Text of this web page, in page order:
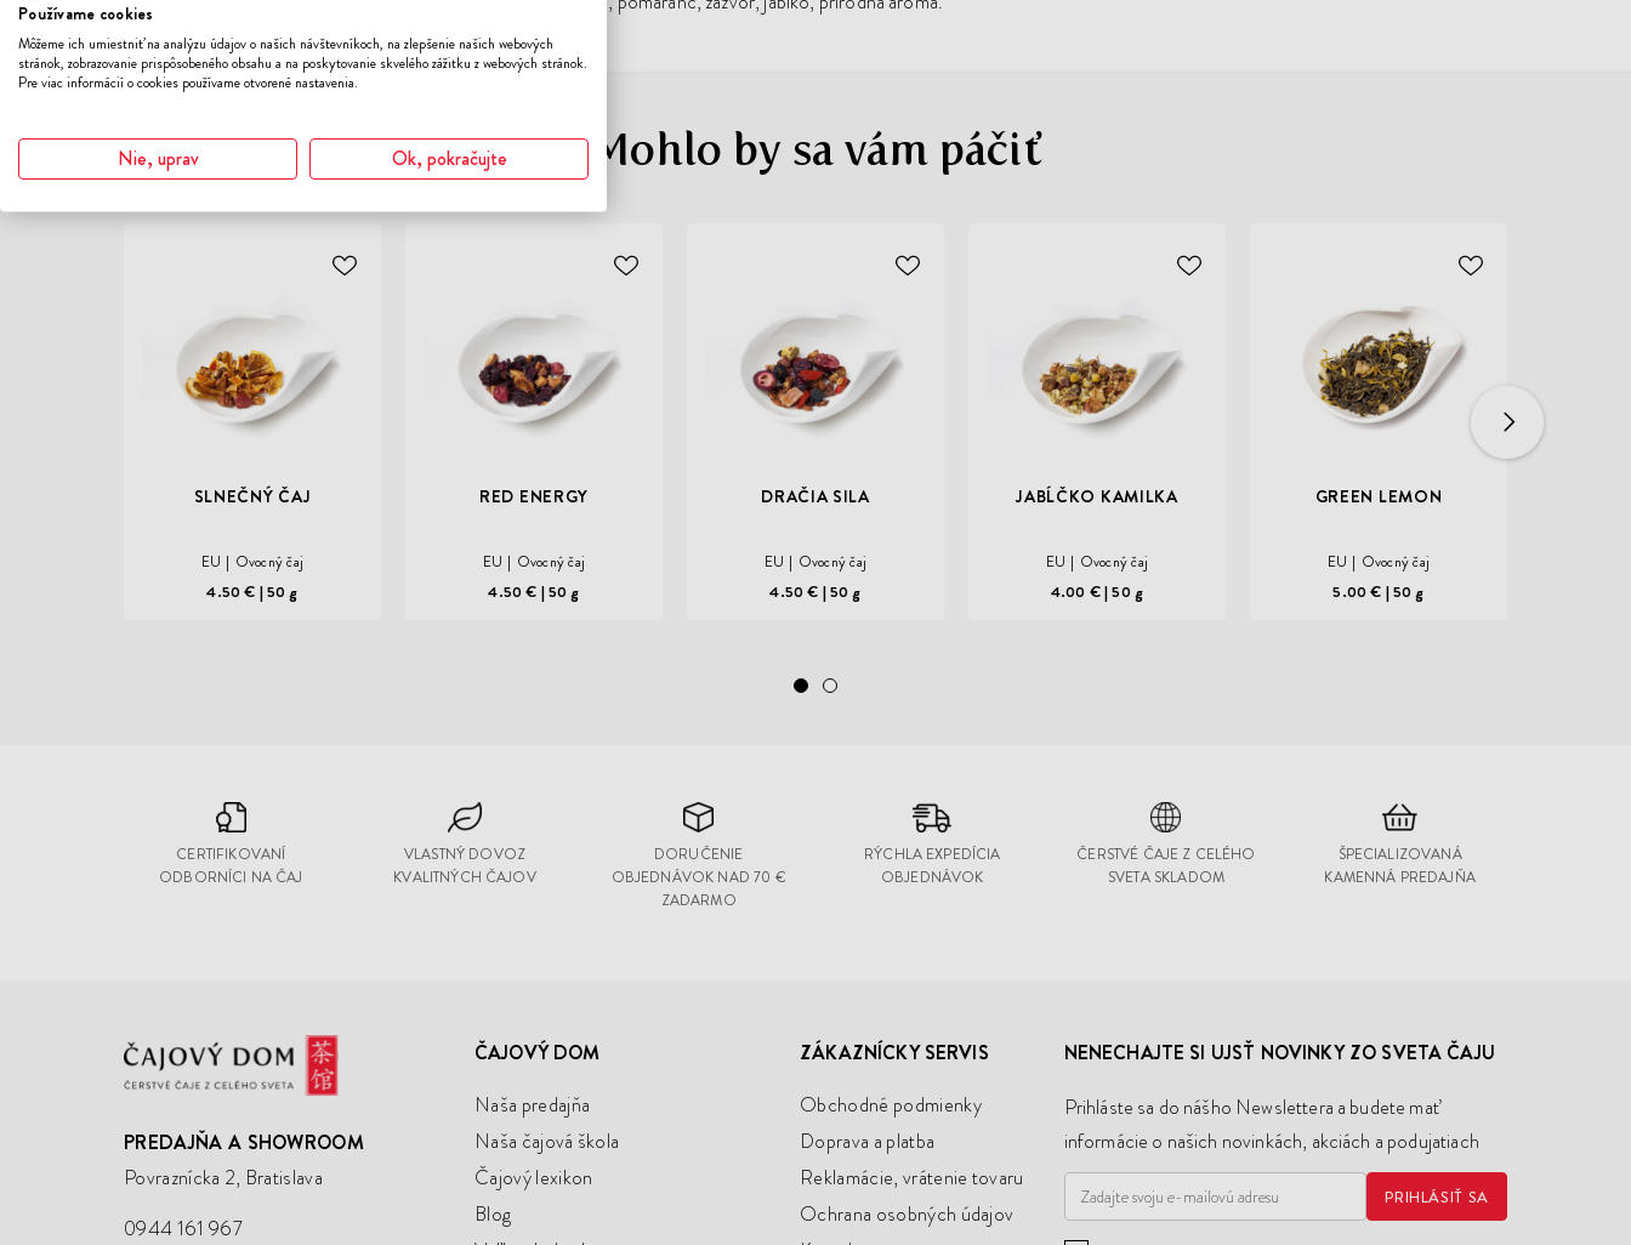
Mohlo by sa vám páčiť
ODOBER
SLNEČNÝ ČAJ
EU Ovocný čaj
4.50 € 50 g
ODOBER
RED ENERGY
EU Ovocný čaj
4.50 € 50 g
ODOBER
DRAČIA SILA
EU Ovocný čaj
4.50 € 50 g
ODOBER
JABĹČKO KAMILKA
EU Ovocný čaj
4.00 € 50 g
ODOBER
GREEN LEMON
EU Ovocný čaj
5.00 € 50 g
CERTIFIKOVANÍ
ODBORNÍCI NA ČAJ
VLASTNÝ DOVOZ
KVALITNÝCH ČAJOV
DORUČENIE
OBJEDNÁVOK NAD 70 €
ZADARMO
RÝCHLA EXPEDÍCIA
OBJEDNÁVOK
ČERSTVÉ ČAJE Z CELÉHO
SVETA SKLADOM
ŠPECIALIZOVANÁ
KAMENNÁ PREDAJŇA
Čajový
Dom
PREDAJŇA A SHOWROOM
Povraznícka 2, Bratislava
0944 161 967
ČAJOVÝ DOM
Naša predajňa
Naša čajová škola
Čajový lexikon
Blog
ZÁKAZNÍCKY SERVIS
Obchodné podmienky
Doprava a platba
Reklamácie, vrátenie tovaru
Ochrana osobných údajov
NENECHAJTE SI UJSŤ NOVINKY ZO SVETA ČAJU
Prihláste sa do nášho Newslettera a budete mať
informácie o našich novinkách, akciách a podujatiach
PRIHLÁSIŤ SA
Používame cookies
Môžeme ich umiestniť na analýzu údajov o našich návštevníkoch, na zlepšenie našich webových
stránok, zobrazovanie prispôsobeného obsahu a na poskytovanie skvelého zážitku z webových stránok.
Pre viac informácií o cookies používame otvorené nastavenia.
Nie, uprav Ok, pokračujte